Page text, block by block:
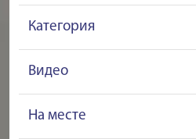
Категория
Видео
На месте